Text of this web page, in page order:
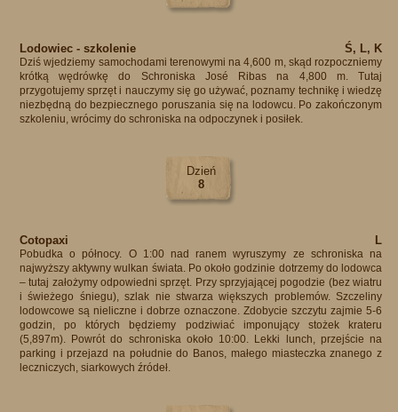
Lodowiec - szkolenie Ś, L, K
Dziś wjedziemy samochodami terenowymi na 4,600 m, skąd rozpoczniemy
krótką wędrówkę do Schroniska José Ribas na 4,800 m. Tutaj
przygotujemy sprzęt i nauczymy się go używać, poznamy technikę i wiedzę
niezbędną do bezpiecznego poruszania się na lodowcu. Po zakończonym
szkoleniu, wrócimy do schroniska na odpoczynek i posiłek.
Dzień
8
Cotopaxi L
Pobudka o północy. O 1:00 nad ranem wyruszymy ze schroniska na
najwyższy aktywny wulkan świata. Po około godzinie dotrzemy do lodowca
– tutaj założymy odpowiedni sprzęt. Przy sprzyjającej pogodzie (bez wiatru
i świeżego śniegu), szlak nie stwarza większych problemów. Szczeliny
lodowcowe są nieliczne i dobrze oznaczone. Zdobycie szczytu zajmie 5-6
godzin, po których będziemy podziwiać imponujący stożek krateru
(5,897m). Powrót do schroniska około 10:00. Lekki lunch, przejście na
parking i przejazd na południe do Banos, małego miasteczka znanego z
leczniczych, siarkowych źródeł.